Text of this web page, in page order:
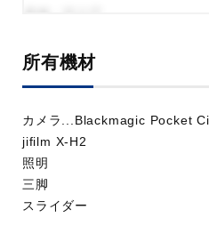
所有機材
カメラ...Blackmagic Pocket
jifilm X-H2
照明
三脚
スライダー